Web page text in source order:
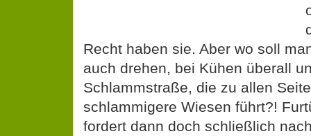
Recht haben sie. Aber wo soll
auch drehen, bei Kühen überall
Schlammstraße, die zu allen
schlammigere Wiesen führt?!
fordert dann doch schließlich